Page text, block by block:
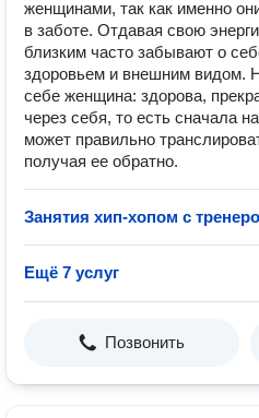
женщинами, так как именно
в заботе. Отдавая свою
близким часто забывают о
здоровьем и внешним видом.
себе женщина: здорова,
через себя, то есть сначала
может правильно
получая ее обратно.
Занятия хип-хопом с
Ещё 7 услуг
Позвонить